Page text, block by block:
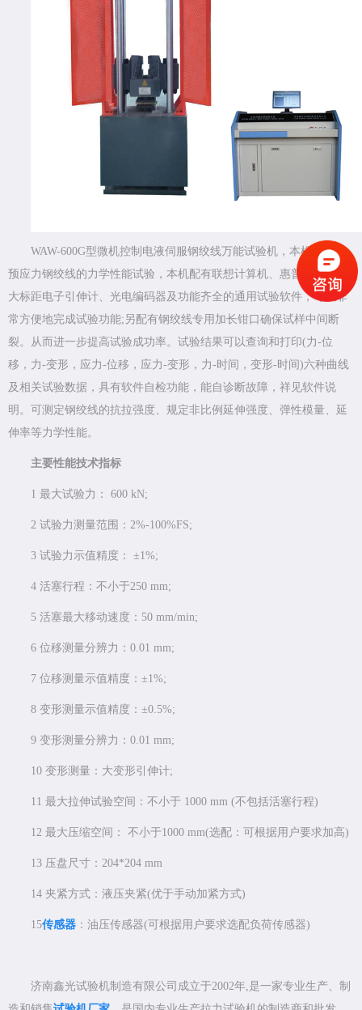
WAW-600G型微机控制电液伺服钢绞线万能试验机，本机专用于
预应力钢绞线的力学性能试验，本机配有联想计算机、惠普打印机、
大标距电子引伸计、光电编码器及功能齐全的通用试验软件，可以非
常方便地完成试验功能;另配有钢绞线专用加长钳口确保试样中间断
裂。从而进一步提高试验成功率。试验结果可以查询和打印(力-位
移，力-变形，应力-位移，应力-变形，力-时间，变形-时间)六种曲线
及相关试验数据，具有软件自检功能，能自诊断故障，祥见软件说
明。可测定钢绞线的抗拉强度、规定非比例延伸强度、弹性模量、延
伸率等力学性能。
主要性能技术指标
1 最大试验力： 600 kN;
2 试验力测量范围：2%-100%FS;
3 试验力示值精度： ±1%;
4 活塞行程：不小于250 mm;
5 活塞最大移动速度：50 mm/min;
6 位移测量分辨力：0.01 mm;
7 位移测量示值精度：±1%;
8 变形测量示值精度：±0.5%;
9 变形测量分辨力：0.01 mm;
10 变形测量：大变形引伸计;
11 最大拉伸试验空间：不小于 1000 mm (不包括活塞行程)
12 最大压缩空间： 不小于1000 mm(选配：可根据用户要求加高)
13 压盘尺寸：204*204 mm
14 夹紧方式：液压夹紧(优于手动加紧方式)
15传感器 ：油压传感器(可根据用户要求选配负荷传感器)
济南鑫光试验机制造有限公司成立于2002年,是一家专业生产、制